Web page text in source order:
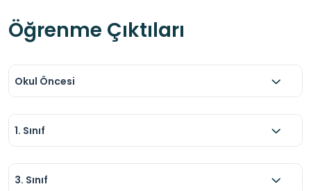
Öğrenme Çıktıları
Okul Öncesi
1. Sınıf
3. Sınıf